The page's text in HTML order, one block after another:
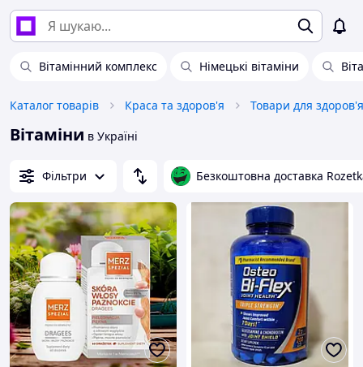
Вітамінний комплекс Німецькі вітаміни
Каталог товарів Краса та здоров'я Товари для здоров'я
Вітаміни в Україні
Фільтри Безкоштовна доставка